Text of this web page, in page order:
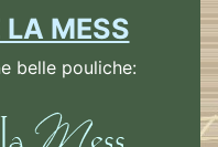
LA MESS
belle pouliche: